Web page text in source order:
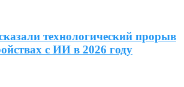
технологический прорыв
с ИИ в 2026 году